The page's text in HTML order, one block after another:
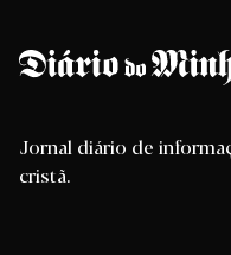
Jornal diário de
cristã.